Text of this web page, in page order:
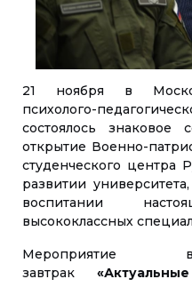
21 ноября в
психолого-
состоялось знаковое
открытие Военно-
студенческого центра
развитии
воспитании
высококлассных
Мероприятие
завтрак